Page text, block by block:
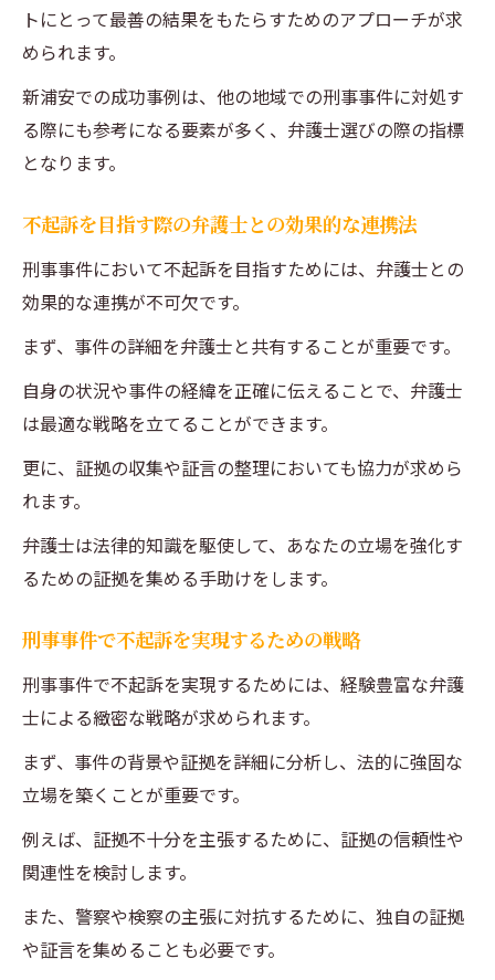
トにとって最善の結果をもたらすためのアプローチが求
められます。
新浦安での成功事例は、他の地域での刑事事件に対処す
る際にも参考になる要素が多く、弁護士選びの際の指標
となります。
不起訴を目指す際の弁護士との効果的な連携法
刑事事件において不起訴を目指すためには、弁護士との
効果的な連携が不可欠です。
まず、事件の詳細を弁護士と共有することが重要です。
自身の状況や事件の経緯を正確に伝えることで、弁護士
は最適な戦略を立てることができます。
更に、証拠の収集や証言の整理においても協力が求めら
れます。
弁護士は法律的知識を駆使して、あなたの立場を強化す
るための証拠を集める手助けをします。
刑事事件で不起訴を実現するための戦略
刑事事件で不起訴を実現するためには、経験豊富な弁護
士による緻密な戦略が求められます。
まず、事件の背景や証拠を詳細に分析し、法的に強固な
立場を築くことが重要です。
例えば、証拠不十分を主張するために、証拠の信頼性や
関連性を検討します。
また、警察や検察の主張に対抗するために、独自の証拠
や証言を集めることも必要です。